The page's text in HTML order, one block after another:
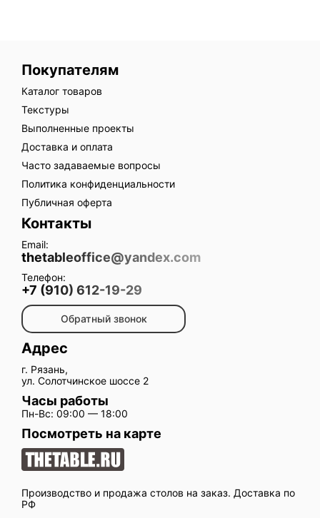
Производство и продажа столов на заказ. Доставка по
РФ
Покупателям
Каталог товаров
Текстуры
Выполненные проекты
Доставка и оплата
Часто задаваемые вопросы
Политика конфиденциальности
Публичная оферта
Контакты
Email:
thetableoffice@yandex.com
Телефон:
+7 (910) 612-19-29
Обратный звонок
Адрес
г. Рязань,
ул. Солотчинское шоссе 2
Часы работы
Пн-Вс: 09:00 — 18:00
Посмотреть на карте